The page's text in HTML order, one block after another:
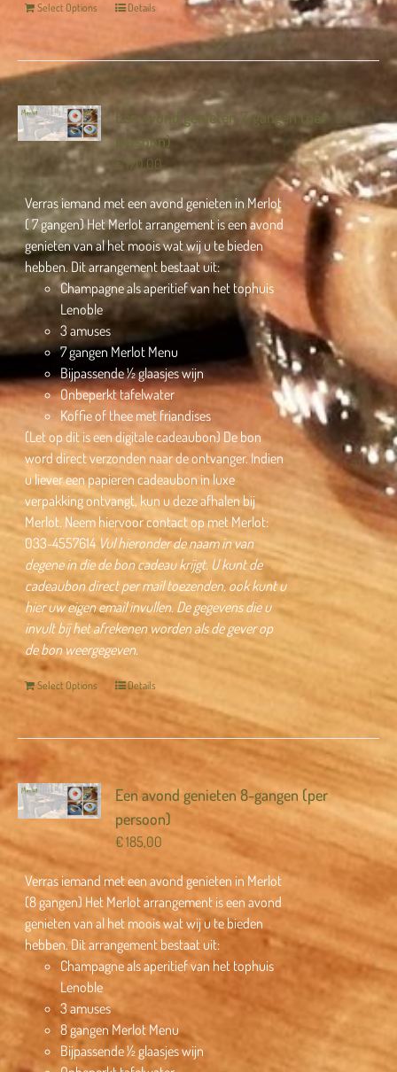
Select Options Details
Een avond genieten 7-gangen (per
persoon)
€ 170,00
Verras iemand met een avond genieten in Merlot
( 7 gangen) Het Merlot arrangement is een avond
genieten van al het moois wat wij u te bieden
hebben. Dit arrangement bestaat uit:
Champagne als aperitief van het tophuis
Lenoble
3 amuses
7 gangen Merlot Menu
Bijpassende ½ glaasjes wijn
Onbeperkt tafelwater
Koffie of thee met friandises
(Let op dit is een digitale cadeaubon) De bon
word direct verzonden naar de ontvanger. Indien
u liever een papieren cadeaubon in luxe
verpakking ontvangt, kun u deze afhalen bij
Merlot. Neem hiervoor contact op met Merlot:
033-4557614 Vul hieronder de naam in van
degene in die de bon cadeau krijgt. U kunt de
cadeaubon direct per mail toezenden, ook kunt u
hier uw eigen email invullen. De gegevens die u
invult bij het afrekenen worden als de gever op
de bon weergegeven.
Select Options Details
Een avond genieten 8-gangen (per
persoon)
€185,00
Verras iemand met een avond genieten in Merlot
(8 gangen) Het Merlot arrangement is een avond
genieten van al het moois wat wij u te bieden
hebben. Dit arrangement bestaat uit:
Champagne als aperitief van het tophuis
Lenoble
3 amuses
8 gangen Merlot Menu
Bijpassende ½ glaasjes wijn